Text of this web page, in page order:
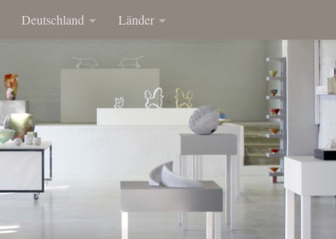
Deutschland Länder